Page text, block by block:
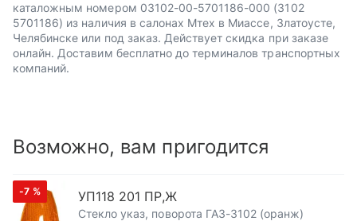
каталожным номером 03102-00-5701186-000 (3102
5701186) из наличия в салонах Мтех в Миассе, Златоусте,
Челябинске или под заказ. Действует скидка при заказе
онлайн. Доставим бесплатно до терминалов транспортных
компаний.
Возможно, вам пригодится
-7 % УП118 201 ПР,Ж
Стекло указ, поворота ГАЗ-3102 (оранж)